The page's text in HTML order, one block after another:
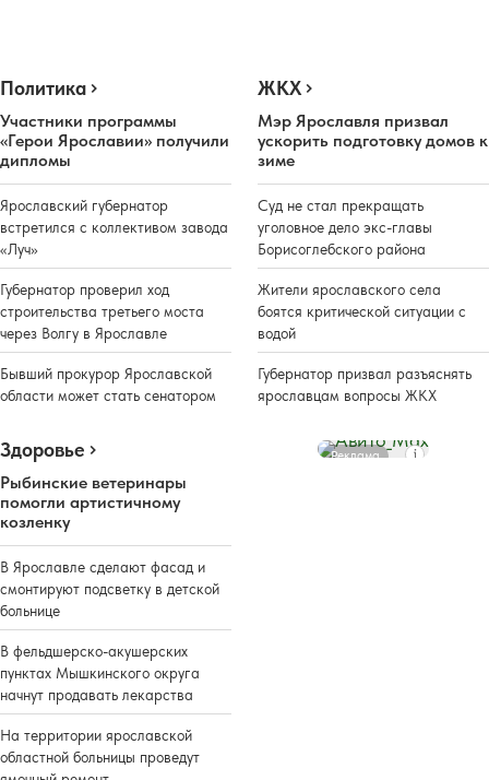
Политика
Участники программы
«Герои Ярославии» получили
дипломы
Ярославский губернатор
встретился с коллективом завода
«Луч»
Губернатор проверил ход
строительства третьего моста
через Волгу в Ярославле
Бывший прокурор Ярославской
области может стать сенатором
ЖКХ
Мэр Ярославля призвал
ускорить подготовку домов к
зиме
Суд не стал прекращать
уголовное дело экс-главы
Борисоглебского района
Жители ярославского села
боятся критической ситуации с
водой
Губернатор призвал разъяснять
ярославцам вопросы ЖКХ
Здоровье
Рыбинские ветеринары
помогли артистичному
козленку
В Ярославле сделают фасад и
смонтируют подсветку в детской
больнице
В фельдшерско-акушерских
пунктах Мышкинского округа
начнут продавать лекарства
На территории ярославской
областной больницы проведут
Реклама